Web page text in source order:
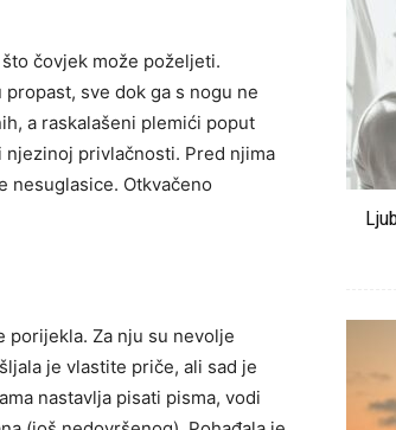
čovjek može poželjeti.
sve dok ga s nogu ne
a raskalašeni plemići poput
privlačnosti. Pred njima
nesuglasice. Otkvačeno
porijekla. Za nju su nevolje
je vlastite priče, ali sad je
nastavlja pisati pisma, vodi